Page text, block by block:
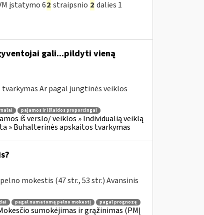
įstatymo 62 straipsnio 2 dalies 1
gali...pildyti vieną
Ar pagal jungtinės veiklos
pajamos ir išlaidos proporcingai
iš verslo/ veiklos » Individualią veiklą
» Buhalterinės apskaitos tvarkymas
mokestis (47 str., 53 str.) Avansinis
pagal numatomą pelno mokestį
pagal prognozę
sumokėjimas ir grąžinimas (PMĮ